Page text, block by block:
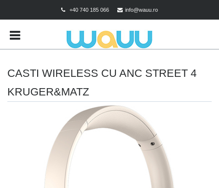
CONTUL MEU
POLITICA DE CONFIDENTIALITATE
POLITICA DE RETUR
+40 740 185 066 info@wauu.ro
CASTI WIRELESS CU ANC STREET 4
KRUGER&MATZ